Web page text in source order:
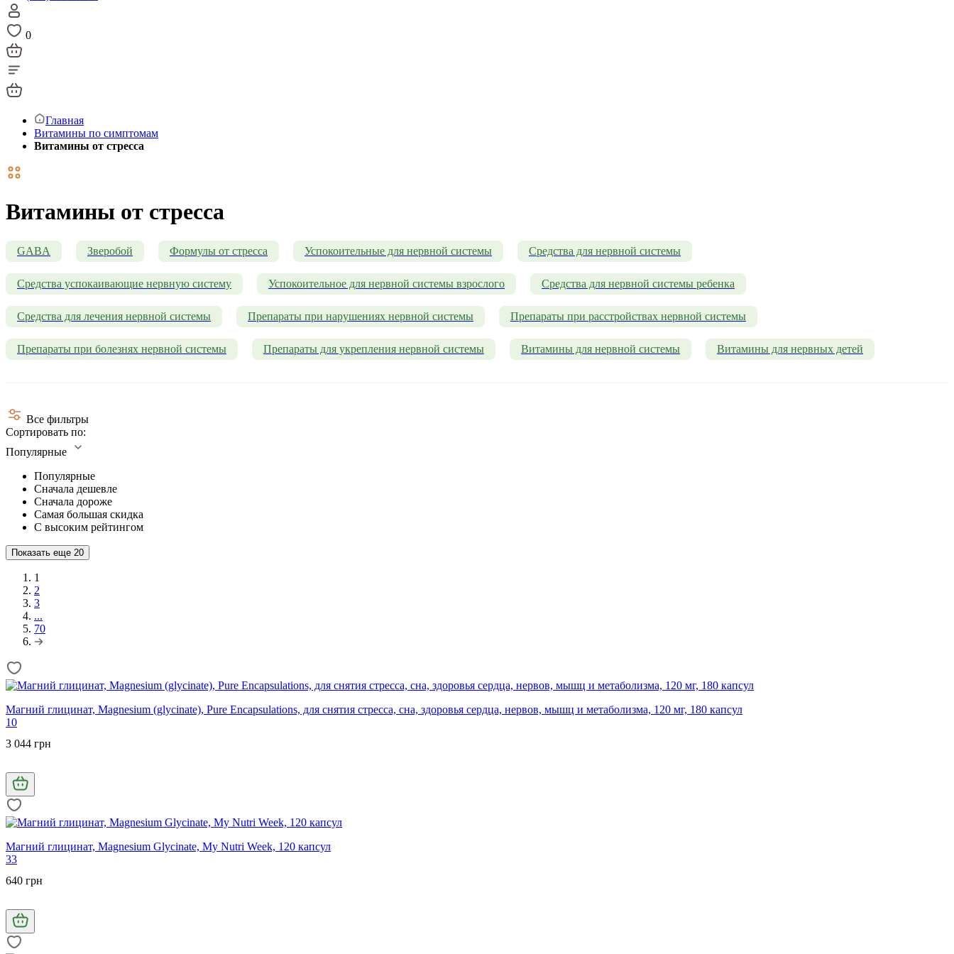
0
Главная
Витамины по симптомам
Витамины от стресса
Витамины от стресса
GABA Зверобой Формулы от стресса Успокоительные для нервной системы Средства для нервной системы
Средства успокаивающие нервную систему Успокоительное для нервной системы взрослого Средства для нервной системы ребенка
Средства для лечения нервной системы Препараты при нарушениях нервной системы Препараты при расстройствах нервной системы
Препараты при болезнях нервной системы Препараты для укрепления нервной системы Витамины для нервной системы Витамины для нервных детей
Все фильтры
Сортировать по:
Популярные
Популярные
Сначала дешевле
Сначала дороже
Самая большая скидка
С высоким рейтингом
Показать еще 20
1
2
3
...
70
Магний глицинат, Magnesium (glycinate), Pure Encapsulations, для снятия стресса, сна, здоровья сердца, нервов, мышц и метаболизма, 120 мг, 180 капсул
10
3 044 грн
Магний глицинат, Magnesium Glycinate, My Nutrі Week, 120 капсул
33
640 грн